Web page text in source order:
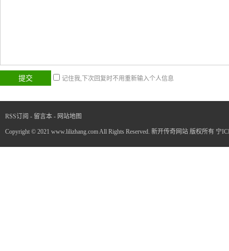
记住我,下次回复时不用重新输入个人信息
RSS订阅 - 留言本 - 网站地图
Copyright © 2021 www.lilizhang.com All Rights Reserved. 新开传奇网站 版权所有 宁